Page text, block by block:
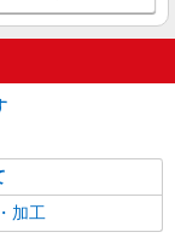
加工